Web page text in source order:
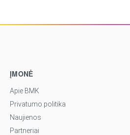
ĮMONĖ
Apie BMK
Privatumo politika
Naujienos
Partneriai